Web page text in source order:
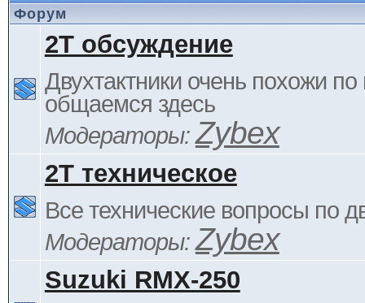
Форум
2Т обсуждение
Двухтактники очень похожи по
общаемся здесь
Модераторы:Zybex
2Т техническое
Все технические вопросы по
Модераторы:Zybex
Suzuki RMX-250